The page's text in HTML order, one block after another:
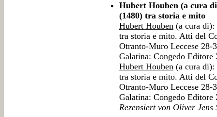
Hubert Houben (a cura
(1480) tra storia e mito
Hubert Houben (a cura di):
tra storia e mito. Atti del
Otranto-Muro Leccese 28-
Galatina: Congedo Editore
Hubert Houben (a cura di):
tra storia e mito. Atti del
Otranto-Muro Leccese 28-
Galatina: Congedo Editore
Rezensiert von Oliver Jens